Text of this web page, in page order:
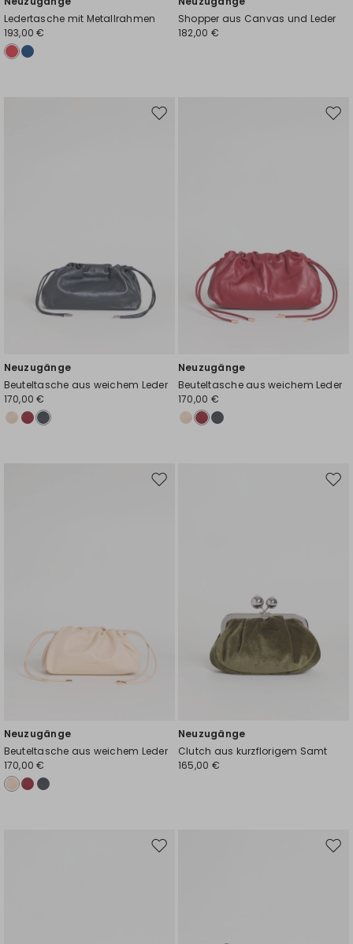
Ledertasche mit Metallrahmen
193,00 €
Shopper aus Canvas und Leder
182,00 €
Auf
Neuzugänge
Beuteltasche aus weichem Leder
170,00 €
Auf
Neuzugänge
Beuteltasche aus weichem Leder
170,00 €
Auf
Neuzugänge
Beuteltasche aus weichem Leder
170,00 €
Auf
Neuzugänge
Clutch aus kurzflorigem Samt
165,00 €
Auf
Auf